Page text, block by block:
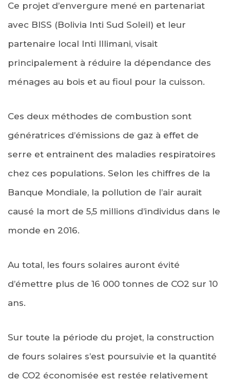
Ce projet d’envergure mené en partenariat
avec BISS (Bolivia Inti Sud Soleil) et leur
partenaire local Inti Illimani, visait
principalement à réduire la dépendance des
ménages au bois et au fioul pour la cuisson.
Ces deux méthodes de combustion sont
génératrices d’émissions de gaz à effet de
serre et entrainent des maladies respiratoires
chez ces populations. Selon les chiffres de la
Banque Mondiale, la pollution de l’air aurait
causé la mort de 5,5 millions d’individus dans le
monde en 2016.
Au total, les fours solaires auront évité
d’émettre plus de 16 000 tonnes de CO2 sur 10
ans.
Sur toute la période du projet, la construction
de fours solaires s’est poursuivie et la quantité
de CO2 économisée est restée relativement